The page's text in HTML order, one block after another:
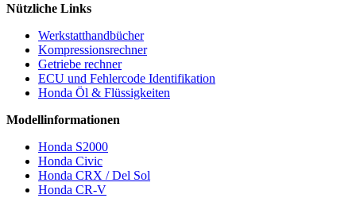
Nützliche Links
Werkstatthandbücher
Kompressionsrechner
Getriebe rechner
ECU und Fehlercode Identifikation
Honda Öl & Flüssigkeiten
Modellinformationen
Honda S2000
Honda Civic
Honda CRX / Del Sol
Honda CR-V